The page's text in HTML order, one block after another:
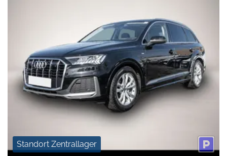
Standort Zentrallager